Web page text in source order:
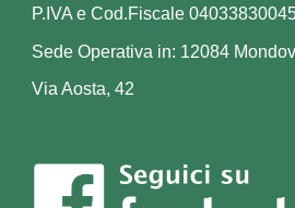
P.IVA e Cod.Fiscale
Sede Operativa in: 12084
Via Aosta, 42